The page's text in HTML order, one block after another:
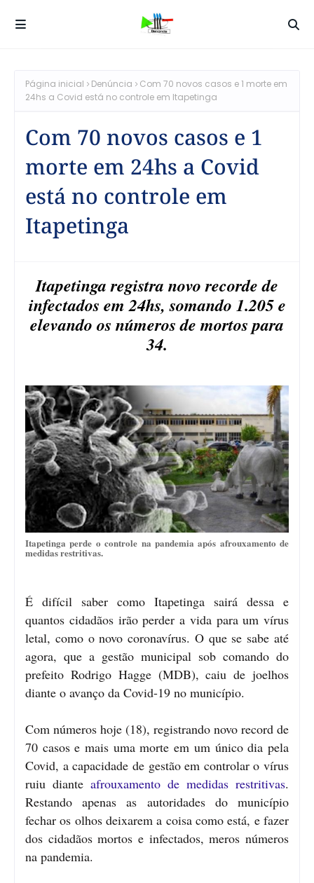
Página inicial Denúncia
Com 70 novos casos e 1 morte em
24hs a Covid está no controle em Itapetinga
Com 70 novos casos e 1
morte em 24hs a Covid
está no controle em
Itapetinga
Itapetinga registra novo recorde de
infectados em 24hs, somando 1.205 e
elevando os números de mortos para
34.
Itapetinga perde o controle na pandemia após afrouxamento de
medidas restritivas.
É difícil saber como Itapetinga sairá dessa e
quantos cidadãos irão perder a vida para um vírus
letal, como o novo coronavírus. O que se sabe até
agora, que a gestão municipal sob comando do
prefeito Rodrigo Hagge (MDB), caiu de joelhos
diante o avanço da Covid-19 no município.
Com números hoje (18), registrando novo record de
70 casos e mais uma morte em um único dia pela
Covid, a capacidade de gestão em controlar o vírus
ruiu diante afrouxamento de medidas restritivas.
Restando apenas as autoridades do município
fechar os olhos deixarem a coisa como está, e fazer
dos cidadãos mortos e infectados, meros números
na pandemia.